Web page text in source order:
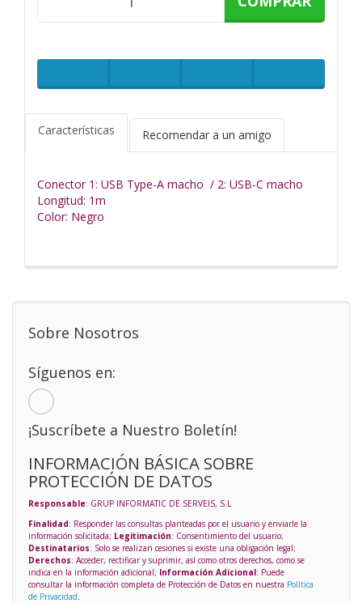
Características Recomendar a un amigo
Conector 1: USB Type-A macho / 2: USB-C macho
Longitud: 1m
Color: Negro
Sobre Nosotros
Síguenos en:
¡Suscríbete a Nuestro Boletín!
INFORMACIÓN BÁSICA SOBRE
PROTECCIÓN DE DATOS
Responsable: GRUP INFORMATIC DE SERVEIS, S.L
Finalidad: Responder las consultas planteadas por el usuario y enviarle la
información solicitada; Legitimación: Consentimiento del usuario;
Destinatarios: Solo se realizan cesiones si existe una obligación legal;
Derechos: Acceder, rectificar y suprimir, así como otros derechos, como se
indica en la información adicional; Información Adicional: Puede
consultar la información completa de Protección de Datos en nuestra Política
de Privacidad